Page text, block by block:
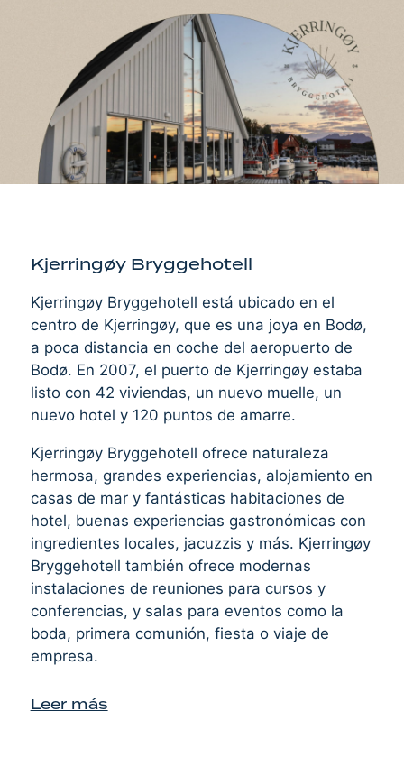
Kjerringøy Bryggehotell
Kjerringøy Bryggehotell está ubicado en el
centro de Kjerringøy, que es una joya en Bodø,
a poca distancia en coche del aeropuerto de
Bodø. En 2007, el puerto de Kjerringøy estaba
listo con 42 viviendas, un nuevo muelle, un
nuevo hotel y 120 puntos de amarre.
Kjerringøy Bryggehotell ofrece naturaleza
hermosa, grandes experiencias, alojamiento en
casas de mar y fantásticas habitaciones de
hotel, buenas experiencias gastronómicas con
ingredientes locales, jacuzzis y más. Kjerringøy
Bryggehotell también ofrece modernas
instalaciones de reuniones para cursos y
conferencias, y salas para eventos como la
boda, primera comunión, fiesta o viaje de
empresa.
Leer más